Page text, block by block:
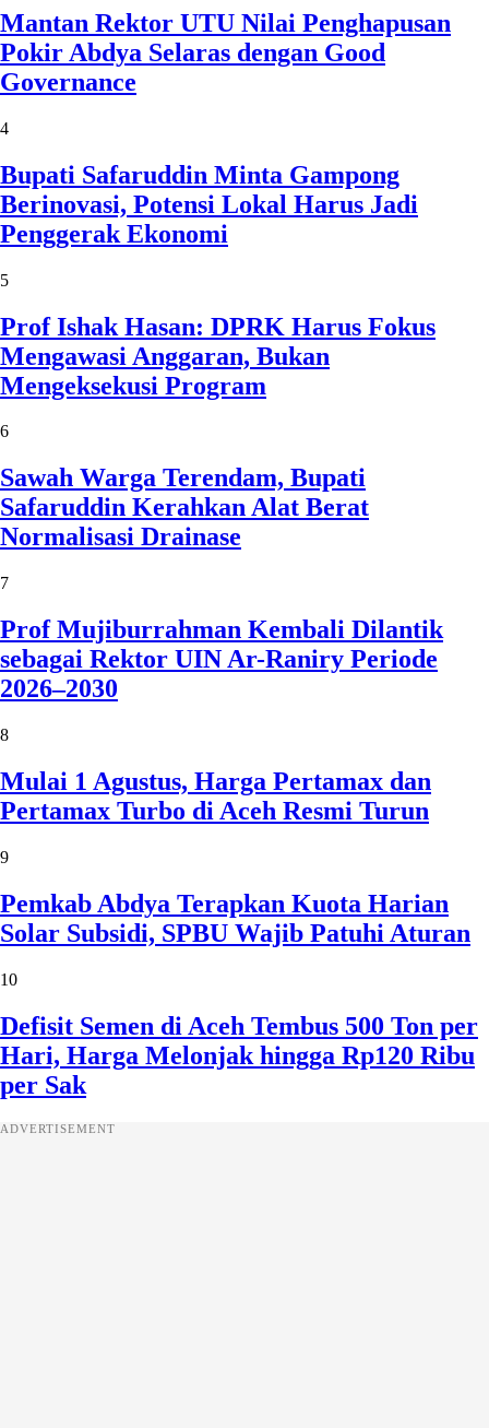
Mantan Rektor UTU Nilai Penghapusan
Pokir Abdya Selaras dengan Good
Governance
4
Bupati Safaruddin Minta Gampong
Berinovasi, Potensi Lokal Harus Jadi
Penggerak Ekonomi
5
Prof Ishak Hasan: DPRK Harus Fokus
Mengawasi Anggaran, Bukan
Mengeksekusi Program
6
Sawah Warga Terendam, Bupati
Safaruddin Kerahkan Alat Berat
Normalisasi Drainase
7
Prof Mujiburrahman Kembali Dilantik
sebagai Rektor UIN Ar-Raniry Periode
2026–2030
8
Mulai 1 Agustus, Harga Pertamax dan
Pertamax Turbo di Aceh Resmi Turun
9
Pemkab Abdya Terapkan Kuota Harian
Solar Subsidi, SPBU Wajib Patuhi Aturan
10
Defisit Semen di Aceh Tembus 500 Ton per
Hari, Harga Melonjak hingga Rp120 Ribu
per Sak
ADVERTISEMENT